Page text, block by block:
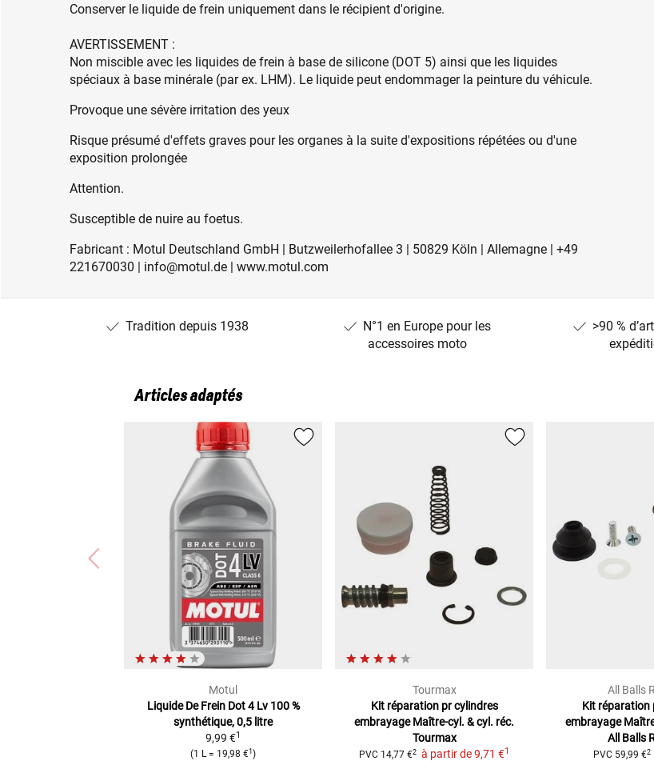
Conserver le liquide de frein uniquement dans le récipient d'origine.
AVERTISSEMENT :
Non miscible avec les liquides de frein à base de silicone (DOT 5) ainsi que les liquides
spéciaux à base minérale (par ex. LHM). Le liquide peut endommager la peinture du véhicule.
Provoque une sévère irritation des yeux
Risque présumé d'effets graves pour les organes à la suite d'expositions répétées ou d'une
exposition prolongée
Attention.
Susceptible de nuire au foetus.
Fabricant : Motul Deutschland GmbH | Butzweilerhofallee 3 | 50829 Köln | Allemagne | +49
221670030 | info@motul.de | www.motul.com
Tradition depuis 1938
N°1 en Europe pour les
accessoires moto
>90 %
Articles adaptés
Motul
Liquide De Frein Dot 4 Lv 100 %
synthétique, 0,5 litre
9,99 €1
(1 L= 19,98 €1 )
Tourmax
Kit réparation pr cylindres
embrayage Maître-cyl. & cyl. réc.
Tourmax
PVC 14,77 €2 à partir de9,71 €1
All Balls
Kit réparation
embrayage
All Balls
PVC 59,99 €2